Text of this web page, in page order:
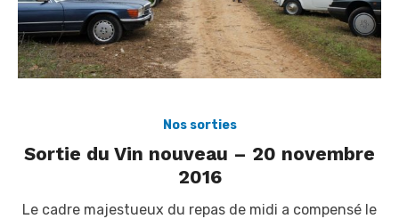
Nos sorties
Sortie du Vin nouveau – 20 novembre
2016
Le cadre majestueux du repas de midi a compensé le